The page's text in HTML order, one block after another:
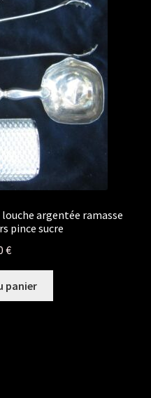
argentée ramasse
pince sucre
€
panier